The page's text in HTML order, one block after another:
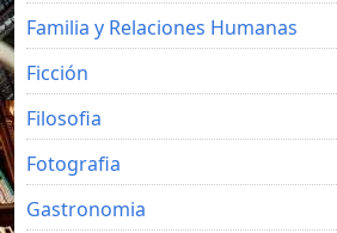
Familia y Relaciones Humanas
Ficción
Filosofia
Fotografia
Gastronomia